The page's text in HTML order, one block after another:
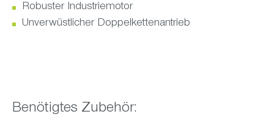
Robuster Industriemotor
Unverwüstlicher Doppelkettenantrieb
Benötigtes Zubehör: